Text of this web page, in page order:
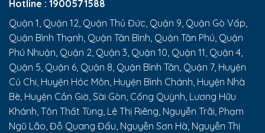
Hotline : 1900571588
Quận 1, Quận 12, Quận Thủ Đức, Quận 9, Quận Gò Vấp,
Quận Bình Thạnh, Quận Tân Bình, Quận Tân Phú, Quận
Phú Nhuận, Quận 2, Quận 3, Quận 10, Quận 11, Quận 4,
Quận 5, Quận 6, Quận 8, Quận Bình Tân, Quận 7, Huyện
Củ Chi, Huyện Hóc Môn, Huyện Bình Chánh, Huyện Nhà
Bè, Huyện Cần Giờ, Sài Gòn, Cống Quỳnh, Lương Hữu
Khánh, Tôn Thất Tùng, Lê Thị Riêng, Nguyễn Trãi, Phạm
Ngũ Lão, Đỗ Quang Đẩu, Nguyễn Sơn Hà, Nguyễn Thị